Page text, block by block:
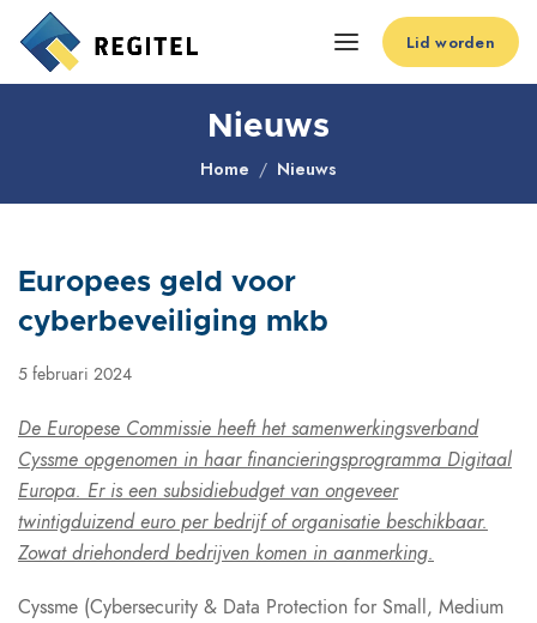
Lid worden
Nieuws
Home Nieuws
Europees geld voor
cyberbeveiliging mkb
5 februari 2024
De Europese Commissie heeft het samenwerkingsverband
Cyssme opgenomen in haar financieringsprogramma Digitaal
Europa. Er is een subsidiebudget van ongeveer
twintigduizend euro per bedrijf of organisatie beschikbaar.
Zowat driehonderd bedrijven komen in aanmerking.
Cyssme (Cybersecurity & Data Protection for Small, Medium